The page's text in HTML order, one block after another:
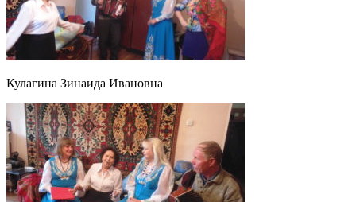
Кулагина Зинаида Ивановна